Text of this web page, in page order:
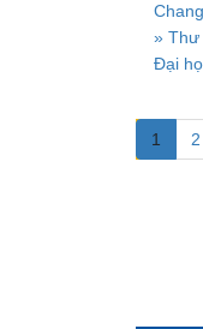
» Thư
Đại
1 2